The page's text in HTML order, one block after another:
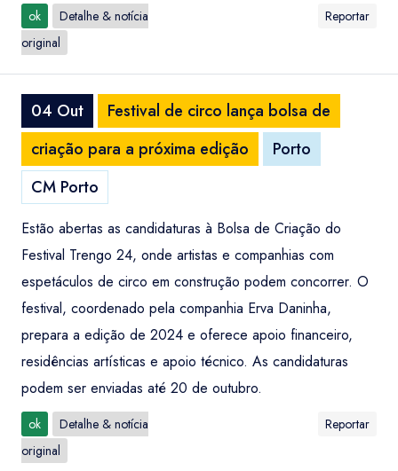
ok
Detalhe & notícia
original
Reportar
04 Out
Festival de circo lança bolsa de
criação para a próxima edição
Porto
CM Porto
Estão abertas as candidaturas à Bolsa de Criação do
Festival Trengo 24, onde artistas e companhias com
espetáculos de circo em construção podem concorrer. O
festival, coordenado pela companhia Erva Daninha,
prepara a edição de 2024 e oferece apoio financeiro,
residências artísticas e apoio técnico. As candidaturas
podem ser enviadas até 20 de outubro.
ok
Detalhe & notícia
original
Reportar